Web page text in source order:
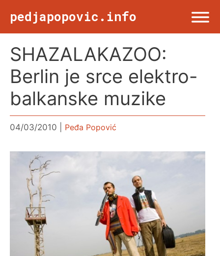
pedjapopovic.info
NASLOVNA
DRUŠTVO
KULTURA
SPORT
VIŠE OD TWITA
FOTO & ŽURNALIZAM
O MENI
SHAZALAKAZOO:
Berlin je srce elektro-
balkanske muzike
04/03/2010 Peđa Popović